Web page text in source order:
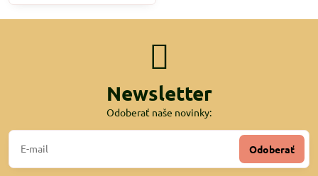
Newsletter
Odoberať naše novinky:
Odoberať